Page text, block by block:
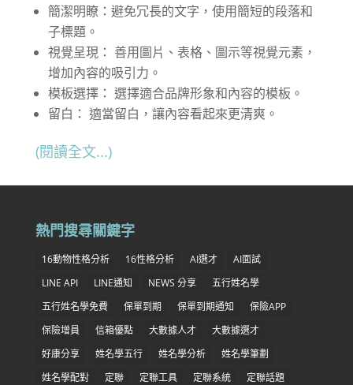
簡潔明瞭：避免冗長的文字，使用簡短的段落和
子標題。
視覺呈現： 善用圖片、表格、圖示等視覺元素，
增加內容的吸引力。
模板選擇： 選擇適合品牌形象和內容的模板。
留白： 適當留白，讓內容看起來更清爽。
(閱讀全文...)
熱門搜尋關鍵字
16動物性格分析 16性格分析 AI選才
AI面試
LINE API
LINE通知 NEWS 分享
五行姓名學
五行姓名學免費
保單到期 保單到期通知
保險APP
保險增員
信箱優點 大數據人才
大數據選才
好康分享
姓名學五行 姓名學分析
姓名學筆劃
姓名學配對
定聯 定聯工具 定聯系統
定聯話題